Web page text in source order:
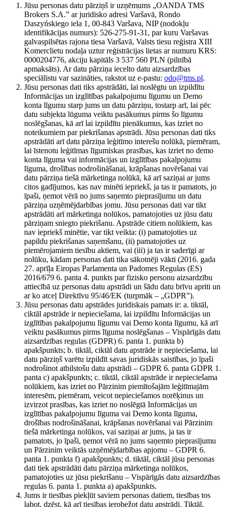
Jūsu personas datu pārziņš ir uzņēmums „OANDA TMS
Brokers S.A.” ar juridisko adresi Varšavā, Rondo
Daszyńskiego iela 1, 00-843 Varšava, NIP (nodokļu
identifikācijas numurs): 526-275-91-31, par kuru Varšavas
galvaspilsētas rajona tiesa Varšavā, Valsts tiesu reģistra XIII
Komerclietu nodaļa uztur reģistrācijas lietas ar numuru KRS:
0000204776, akciju kapitāls 3 537 560 PLN (pilnībā
apmaksāts). Ar datu pārziņa iecelto datu aizsardzības
speciālistu var sazināties, rakstot uz e-pastu: odo@tms.pl.
Jūsu personas dati tiks apstrādāti, lai noslēgtu un izpildītu
Informācijas un izglītības pakalpojumu līgumu un Demo
konta līgumu starp jums un datu pārziņu, tostarp arī, lai pēc
datu subjekta lūguma veiktu pasākumus pirms šo līgumu
noslēgšanas, kā arī lai izpildītu pienākumus, kas izriet no
noteikumiem par piekrišanas apstrādi. Jūsu personas dati tiks
apstrādāti arī datu pārziņa leģitīmo interešu nolūkā, piemēram,
lai īstenotu leģitīmas līgumiskas prasības, kas izriet no demo
konta līguma vai informācijas un izglītības pakalpojumu
līguma, drošības nodrošināšanai, krāpšanas novēršanai vai
datu pārziņa tiešā mārketinga nolūkā, kā arī saziņai ar jums
citos gadījumos, kas nav minēti iepriekš, ja tas ir pamatots, jo
īpaši, ņemot vērā no jums saņemto pieprasījumu un datu
pārziņa uzņēmējdarbības jomu. Jūsu personas dati var tikt
apstrādāti arī mārketinga nolūkos, pamatojoties uz jūsu datu
pārziņam sniegto piekrišanu. Apstrāde citiem nolūkiem, kas
nav iepriekš minētie, var tikt veikta: (i) pamatojoties uz
papildu piekrišanas saņemšanu, (ii) pamatojoties uz
piemērojamiem tiesību aktiem, vai (iii) ja tas ir saderīgi ar
nolūku, kādam personas dati tika sākotnēji vākti (2016. gada
27. aprīļa Eiropas Parlamenta un Padomes Regulas (ES)
2016/679 6. panta 4. punkts par fizisko personu aizsardzību
attiecībā uz personas datu apstrādi un šādu datu brīvu apriti un
ar ko atceļ Direktīvu 95/46/EK (turpmāk – „GDPR”).
Jūsu personas datu apstrādes juridiskais pamats ir: a. tiktāl,
ciktāl apstrāde ir nepieciešama, lai izpildītu Informācijas un
izglītības pakalpojumu līgumu vai Demo konta līgumu, kā arī
veiktu pasākumus pirms līguma noslēgšanas – Vispārīgās datu
aizsardzības regulas (GDPR) 6. panta 1. punkta b)
apakšpunkts; b. tiktāl, ciktāl datu apstrāde ir nepieciešama, lai
datu pārziņš varētu izpildīt savas juridiskās saistības, jo īpaši
nodrošinot atbilstošu datu apstrādi – GDPR 6. panta GDPR 1.
panta c) apakšpunkts; c. tiktāl, ciktāl apstrāde ir nepieciešama
nolūkiem, kas izriet no Pārzinim piemītošajām leģitīmajām
interesēm, piemēram, veicot nepieciešamos norēķinus un
izvirzot prasības, kas izriet no noslēgtā Informācijas un
izglītības pakalpojumu līguma vai Demo konta līguma,
drošības nodrošināšanai, krāpšanas novēršanai vai Pārzinim
tiešā mārketinga nolūkos, vai saziņai ar jums, ja tas ir
pamatots, jo īpaši, ņemot vērā no jums saņemto pieprasījumu
un Pārzinim veiktās uzņēmējdarbības apjomu – GDPR 6.
panta 1. punkta f) apakšpunkts; d. tiktāl, ciktāl jūsu personas
dati tiek apstrādāti datu pārziņa mārketinga nolūkos,
pamatojoties uz jūsu piekrišanu – Vispārīgās datu aizsardzības
regulas 6. panta 1. punkta a) apakšpunkts.
Jums ir tiesības piekļūt saviem personas datiem, tiesības tos
labot, dzēst, kā arī tiesības ierobežot datu apstrādi. Tiktāl,